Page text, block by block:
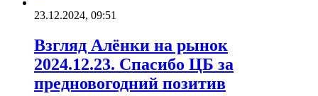
23.12.2024, 09:51
Взгляд Алёнки на рынок
2024.12.23. Спасибо ЦБ за
предновогодний позитив